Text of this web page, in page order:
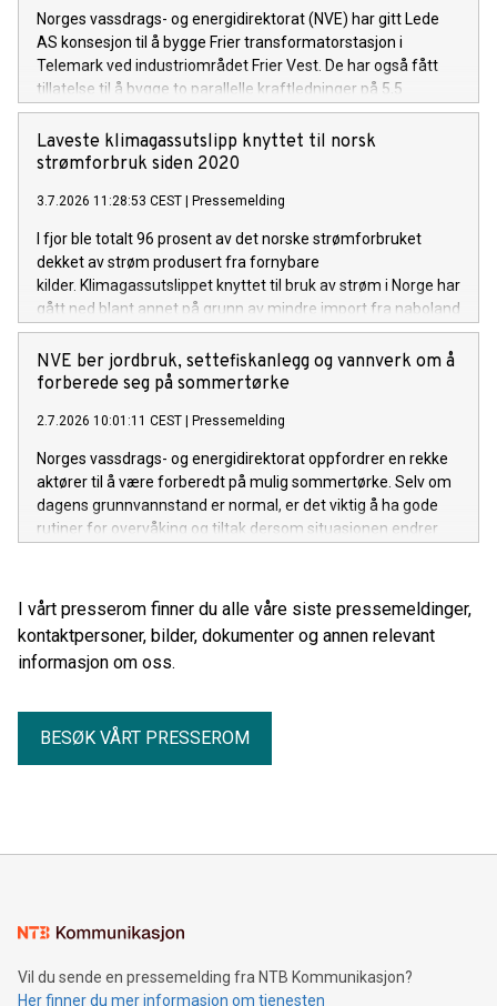
Norges vassdrags- og energidirektorat (NVE) har gitt Lede
AS konsesjon til å bygge Frier transformatorstasjon i
Telemark ved industriområdet Frier Vest. De har også fått
tillatelse til å bygge to parallelle kraftledninger på 5,5
kilometer, for å knytte stasjonen til Herum
transformatorstasjon.
Laveste klimagassutslipp knyttet til norsk
strømforbruk siden 2020
3.7.2026 11:28:53 CEST Pressemelding
I fjor ble totalt 96 prosent av det norske strømforbruket
dekket av strøm produsert fra fornybare
kilder. Klimagassutslippet knyttet til bruk av strøm i Norge har
gått ned blant annet på grunn av mindre import fra naboland
med høyere andel kraftproduksjon med klimautslipp. Det
viser NVEs klimadeklarasjon for fysisk levert strøm i 2025.
NVE ber jordbruk, settefiskanlegg og vannverk om å
forberede seg på sommertørke
2.7.2026 10:01:11 CEST Pressemelding
Norges vassdrags- og energidirektorat oppfordrer en rekke
aktører til å være forberedt på mulig sommertørke. Selv om
dagens grunnvannstand er normal, er det viktig å ha gode
rutiner for overvåking og tiltak dersom situasjonen endrer
I vårt presserom finner du alle våre siste pressemeldinger,
kontaktpersoner, bilder, dokumenter og annen relevant
informasjon om oss.
BESØK VÅRT PRESSEROM
Vil du sende en pressemelding fra NTB Kommunikasjon?
Her finner du mer informasjon om tjenesten